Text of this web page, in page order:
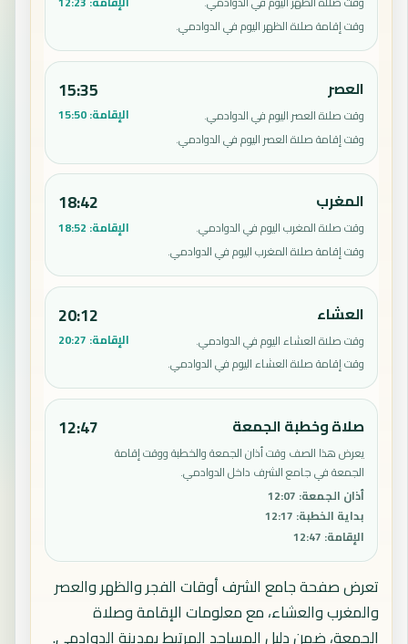
وقت إقامة صلاة الظهر اليوم في الدوادمي.
العصر
وقت صلاة العصر اليوم في الدوادمي.
وقت إقامة صلاة العصر اليوم في الدوادمي.
15:35
الإقامة:15:50
المغرب
وقت صلاة المغرب اليوم في الدوادمي.
وقت إقامة صلاة المغرب اليوم في الدوادمي.
18:42
الإقامة: 18:52
العشاء
وقت صلاة العشاء اليوم في الدوادمي.
وقت إقامة صلاة العشاء اليوم في الدوادمي.
20:12
الإقامة: 20:27
صلاة وخطبة الجمعة
يعرض هذا الصف وقت أذان الجمعة والخطبة ووقت إقامة
الجمعة في جامع الشرف داخل الدوادمي.
أذان الجمعة:
12:07
بداية الخطبة:
12:17
الإقامة:
12:47
12:47
تعرض صفحة جامع الشرف أوقات الفجر والظهر والعصر
والمغرب والعشاء، مع معلومات الإقامة وصلاة
الجمعة، ضمن دليل المساجد المرتبط بمدينة الدوادمي.